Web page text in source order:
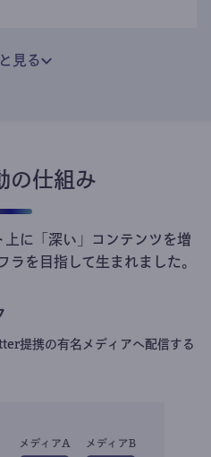
見る
の仕組み
に「深い」コンテンツを増
ラを目指して生まれました。
提携の有名メディアへ配信する